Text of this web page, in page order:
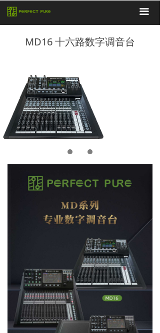
끀
MD16 十六路数字调音台